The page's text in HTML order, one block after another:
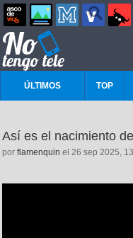
ÚLTIMOS TOP
Así es el nacimiento
por flamenquin el 26 sep 2025,